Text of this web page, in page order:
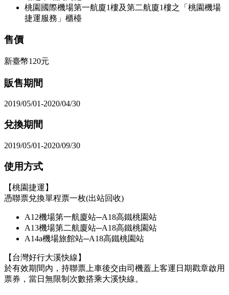
桃園國際機場第一航廈1樓及第二航廈1樓之「桃園機場
捷運服務」櫃檯
售價
新臺幣120元
販售期間
2019/05/01-2020/04/30
兌換期間
2019/05/01-2020/09/30
使用方式
【桃園捷運】
憑聯票兌換單程票一枚(出站回收)
A12機場第一航廈站─A18高鐵桃園站
A13機場第二航廈站─A18高鐵桃園站
A14a機場旅館站─A18高鐵桃園站
【台灣好行大溪快線】
於有效期間內，持聯票上車後交由司機蓋上客運日期戳章啟用
票券，當日無限制次數搭乘大溪快線。